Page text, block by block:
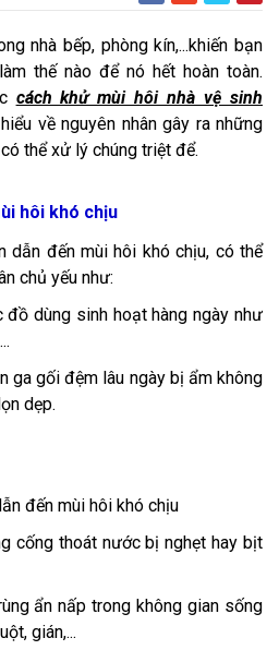
nhà bếp, phòng kín,...khiến bạn
thế nào để nó hết hoàn toàn.
cách khử mùi hôi nhà vệ sinh
về nguyên nhân gây ra những
thể xử lý chúng triệt để.
hôi khó chịu
dẫn đến mùi hôi khó chịu, có thể
chủ yếu như:
dùng sinh hoạt hàng ngày như
ga gối đệm lâu ngày bị ẩm không
dẹp.
đến mùi hôi khó chịu
cống thoát nước bị nghẹt hay bịt
ẩn nấp trong không gian sống
gián,...